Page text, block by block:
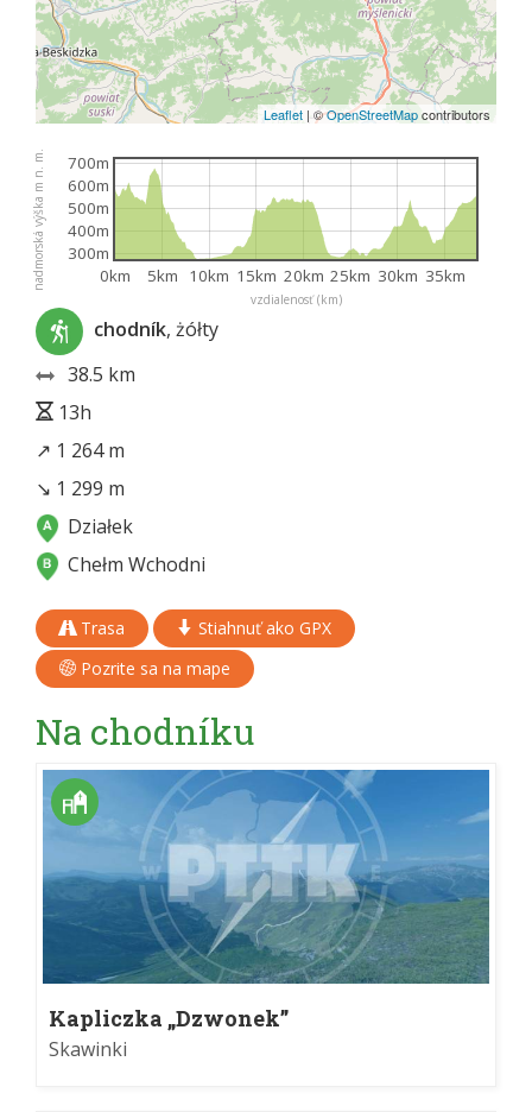
Leaflet | ©OpenStreetMapcontributors
vzdialenosť (km)
nadmorská výška m n. m. 0km 5km 10km 15km 20km 25km 30km 35km
300m
400m
500m
600m
700m
chodník, żółty
38.5 km
13h
↗ 1 264 m
↘ 1 299 m
Działek
Chełm Wchodni
Trasa
Stiahnuť ako GPX
Pozrite sa na mape
Na chodníku
Kapliczka „Dzwonek”
Skawinki